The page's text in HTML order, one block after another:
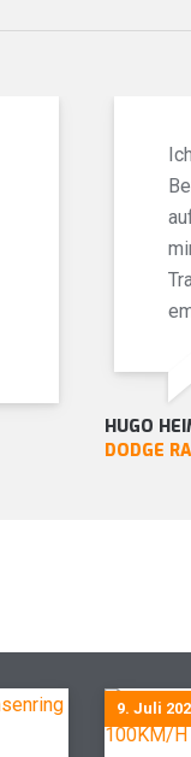
HUGO
DODGE
9. Juli